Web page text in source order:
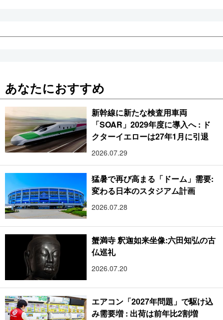
あなたにおすすめ
新幹線に新たな検査用車両
「SOAR」2029年度に導入へ : ド
クターイエローは27年1月に引退
2026.07.29
猛暑で再び高まる「ドーム」需要:
変わる日本のスタジアム計画
2026.07.28
蟹満寺 釈迦如来坐像:六田知弘の古
仏巡礼
2026.07.20
エアコン「2027年問題」で駆け込
み需要増 : 出荷は前年比2割増